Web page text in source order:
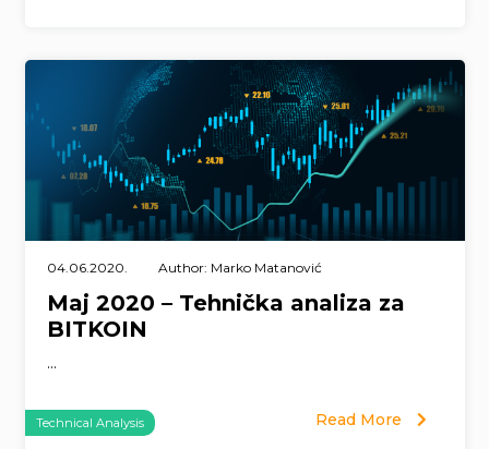
04.06.2020. Author: Marko Matanović
Maj 2020 – Tehnička analiza za
BITKOIN
...
Technical Analysis Read More